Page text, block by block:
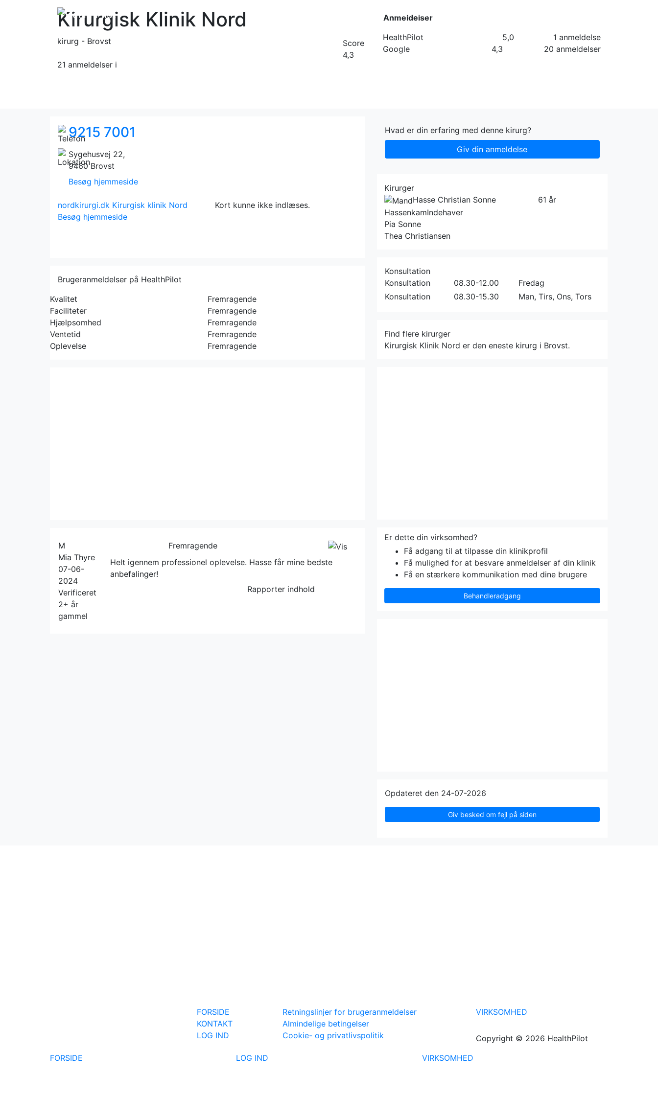
Forside Kategorier
Kirurgisk Klinik Nord
kirurg - Brovst
21 anmeldelser i
Score
4,3
Anmeldelser
HealthPilot
5,0
1 anmeldelse
Google
4,3 20 anmeldelser
9215 7001
Sygehusvej 22,
9460 Brovst
Besøg hjemmeside
nordkirurgi.dk Kirurgisk klinik Nord
Besøg hjemmeside
Kort kunne ikke indlæses.
Brugeranmeldelser på HealthPilot
Kvalitet
Fremragende
Faciliteter
Fremragende
Hjælpsomhed
Fremragende
Ventetid
Fremragende
Oplevelse
Fremragende
M
Mia Thyre
07-06-
2024
Verificeret
2+ år
gammel
Fremragende
Helt igennem professionel oplevelse. Hasse får mine bedste
anbefalinger!
Rapporter indhold
Hvad er din erfaring med denne kirurg?
Giv din anmeldelse
Kirurger
Hasse Christian Sonne
HassenkamIndehaver
61 år
Pia Sonne
Thea Christiansen
Konsultation
Konsultation
08.30-12.00
Fredag
Konsultation
08.30-15.30 Man, Tirs, Ons, Tors
Find flere kirurger
Kirurgisk Klinik Nord er den eneste kirurg i Brovst.
Er dette din virksomhed?
Få adgang til at tilpasse din klinikprofil
Få mulighed for at besvare anmeldelser af din klinik
Få en stærkere kommunikation med dine brugere
Behandleradgang
Opdateret den 24-07-2026
Giv besked om fejl på siden
FORSIDE
KONTAKT
LOG IND
Retningslinjer for brugeranmeldelser
Almindelige betingelser
Cookie- og privatlivspolitik
VIRKSOMHED
Copyright © 2026 HealthPilot
FORSIDE
LOG IND VIRKSOMHED